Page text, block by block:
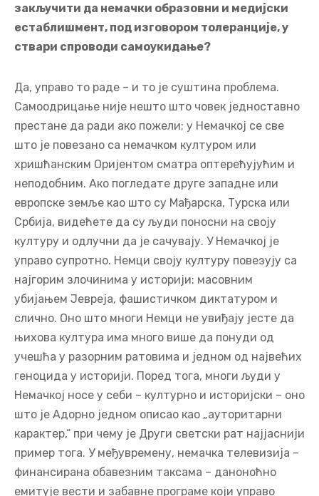
закључити да немачки образовни и медијски
естаблишмент, под изговором толеранције, у
ствари спроводи самоукидање?
Да, управо то раде – и то је суштина проблема.
Самоодрицање није нешто што човек једноставно
престане да ради ако пожели; у Немачкој се све
што је повезано са немачком културом или
хришћанским Оријентом сматра оптерећујућим и
неподобним. Ако погледате друге западне или
европске земље као што су Мађарска, Турска или
Србија, видећете да су људи поносни на своју
културу и одлучни да је сачувају. У Немачкој је
управо супротно. Немци своју културу повезују са
најгорим злочинима у историји: масовним
убијањем Јевреја, фашистичком диктатуром и
слично. Оно што многи Немци не увиђају јесте да
њихова култура има много више да понуди од
учешћа у разорним ратовима и једном од највећих
геноцида у историји. Поред тога, многи људи у
Немачкој носе у себи – културно и историјски – оно
што је Адорно једном описао као „ауторитарни
карактер,“ при чему је Други светски рат најјаснији
пример тога. У међувремену, немачка телевизија –
финансирана обавезним таксама – даноноћно
емитује вести и забавне програме који управо